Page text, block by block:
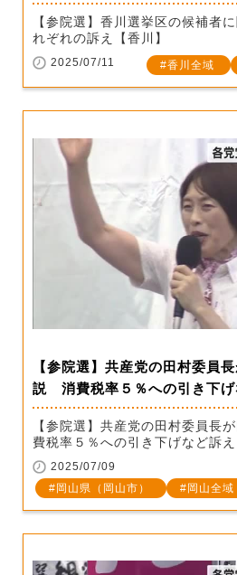
【参院選】香川選挙区の候補者
れぞれの訴え【香川】
2025/07/11 香川全域
【参院選】共産党の田村委員
説 消費税率５％への引き下げ
【参院選】共産党の田村委員長
費税率５％への引き下げなど訴え
2025/07/09
岡山県（岡山市）
岡山全域